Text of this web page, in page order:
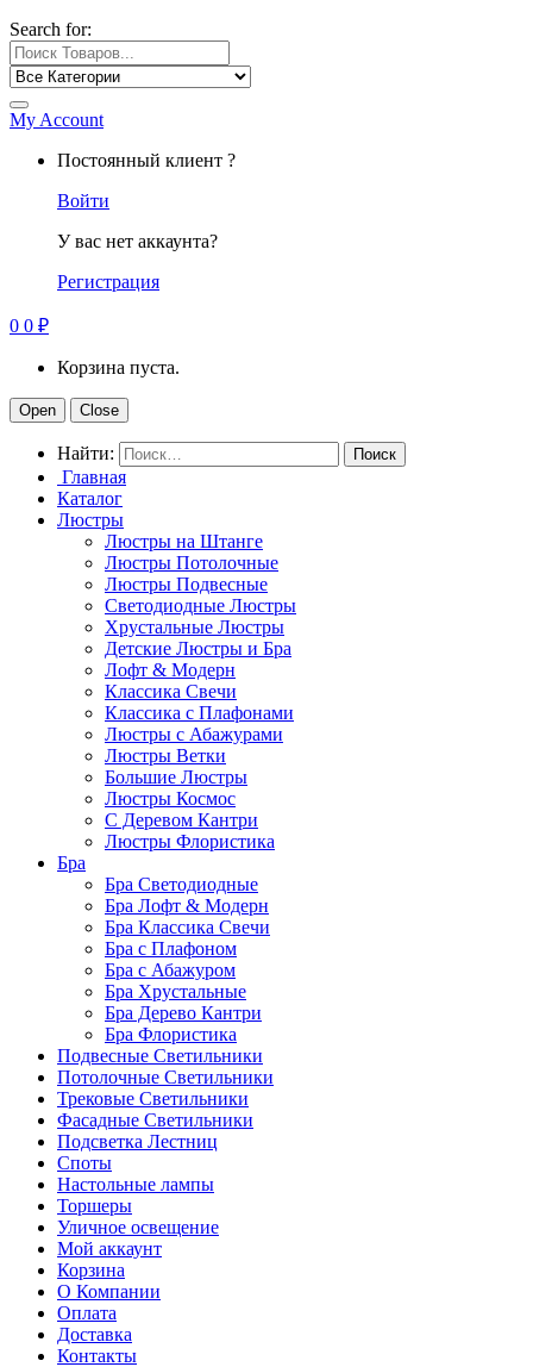
Search for:
My Account
Постоянный клиент ?
Войти
У вас нет аккаунта?
Регистрация
0 0 ₽
Корзина пуста.
Open Close
Найти:
Главная
Каталог
Люстры
Люстры на Штанге
Люстры Потолочные
Люстры Подвесные
Светодиодные Люстры
Хрустальные Люстры
Детские Люстры и Бра
Лофт & Модерн
Классика Свечи
Классика с Плафонами
Люстры с Абажурами
Люстры Ветки
Большие Люстры
Люстры Космос
С Деревом Кантри
Люстры Флористика
Бра
Бра Светодиодные
Бра Лофт & Модерн
Бра Классика Свечи
Бра с Плафоном
Бра с Абажуром
Бра Хрустальные
Бра Дерево Кантри
Бра Флористика
Подвесные Светильники
Потолочные Светильники
Трековые Светильники
Фасадные Светильники
Подсветка Лестниц
Споты
Настольные лампы
Торшеры
Уличное освещение
Мой аккаунт
Корзина
О Компании
Оплата
Доставка
Контакты